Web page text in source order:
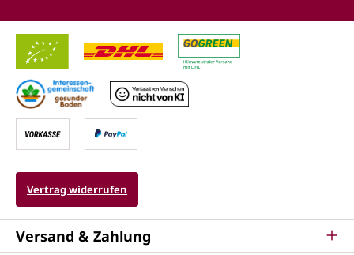
Vertrag widerrufen
Versand & Zahlung